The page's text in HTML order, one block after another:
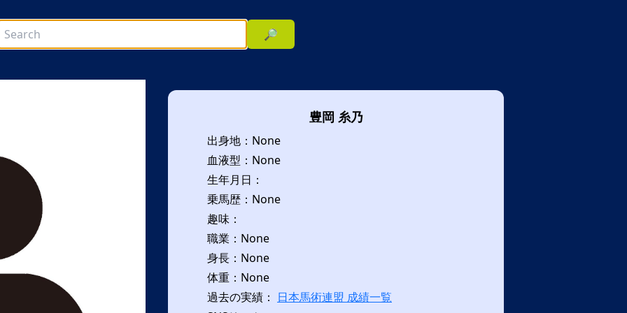
🔎
豊岡 糸乃
出身地：None
血液型：None
生年月日：
乗馬歴：None
趣味：
職業：None
身長：None
体重：None
過去の実績： 日本馬術連盟 成績一覧